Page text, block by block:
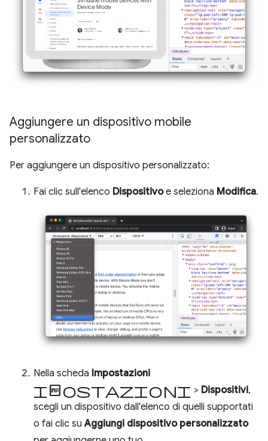
Aggiungere un dispositivo mobile
personalizzato
Per aggiungere un dispositivo personalizzato:
Fai clic sull'elenco Dispositivoe seleziona Modifica.
Nella scheda Impostazioni
impostazioni > Dispositivi,
scegli un dispositivo dall'elenco di quelli supportati
o fai clic suAggiungi dispositivo personalizzato